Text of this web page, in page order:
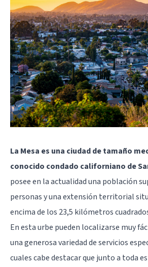
La Mesa es una ciudad de tamaño
conocido condado californiano de
posee en la actualidad una población
personas y una extensión territorial
encima de los 23,5 kilómetros
En esta urbe pueden localizarse muy
una generosa variedad de servicios
cuales cabe destacar que junto a toda